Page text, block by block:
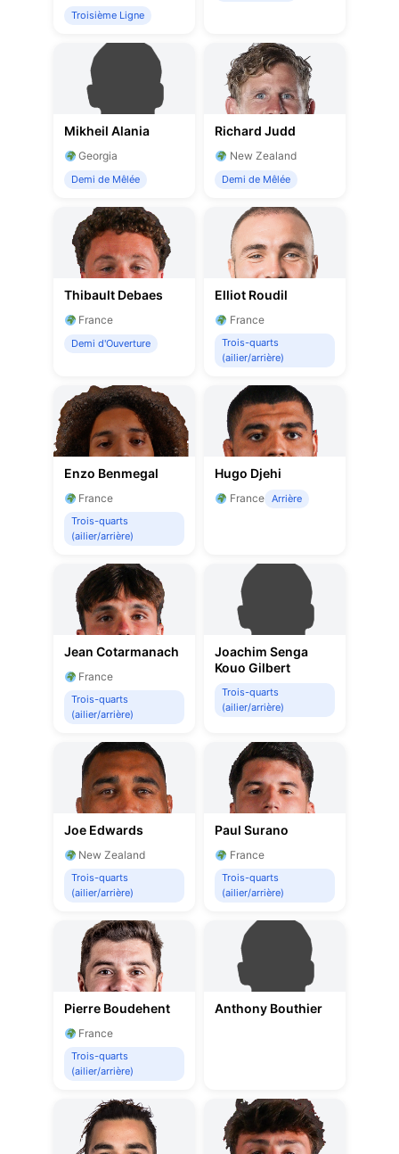
Troisième Ligne
Mikheil Alania
Georgia
Demi de Mêlée
Richard Judd
New Zealand
Demi de Mêlée
Thibault Debaes
France
Demi d'Ouverture
Elliot Roudil
France
Trois-quarts
(ailier/arrière)
Enzo Benmegal
France
Trois-quarts
(ailier/arrière)
Hugo Djehi
France Arrière
Jean Cotarmanach
France
Trois-quarts
(ailier/arrière)
Joachim Senga
Kouo Gilbert
Trois-quarts
(ailier/arrière)
Joe Edwards
New Zealand
Trois-quarts
(ailier/arrière)
Paul Surano
France
Trois-quarts
(ailier/arrière)
Pierre Boudehent
France
Trois-quarts
(ailier/arrière)
Anthony Bouthier